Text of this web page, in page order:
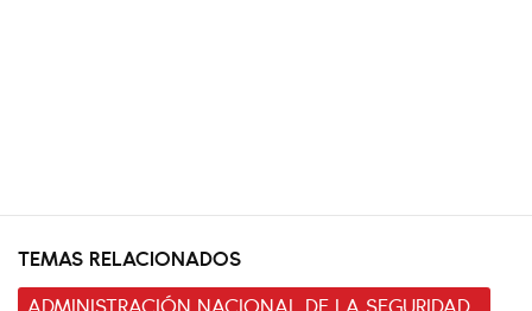
TEMAS RELACIONADOS
ADMINISTRACIÓN NACIONAL DE LA SEGURIDAD